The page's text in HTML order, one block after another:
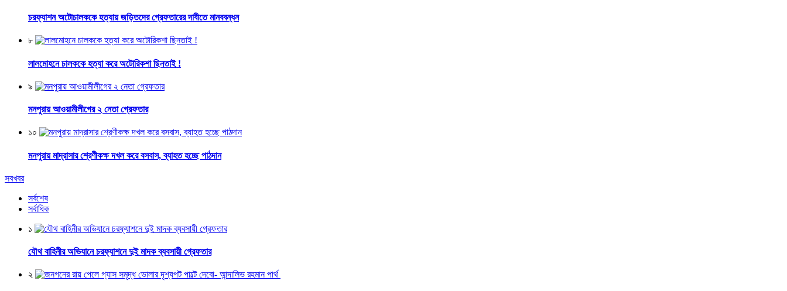
চরফ্যাশন অটোচালককে হত্যায় জড়িতদের গ্রেফতারের দাবীতে মানববন্ধন
৮
লালমোহনে চালককে হত্যা করে অটোরিকশা ছিনতাই !
৯
মনপুরায় আওয়ামীলীগের ২ নেতা গ্রেফতার
১০
মনপুরায় মাদ্রাসার শ্রেণীকক্ষ দখল করে বসবাস, ব্যাহত হচ্ছে পাঠদান
সবখবর
সর্বশেষ
সর্বাধিক
১
যৌথ বাহিনীর অভিযানে চরফ্যাশনে দুই মাদক ব্যবসায়ী গ্রেফতার
২